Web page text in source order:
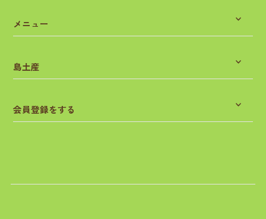
メニュー
島土産
会員登録をする